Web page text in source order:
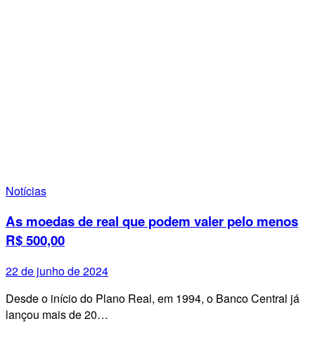
Notícias
As moedas de real que podem valer pelo menos
R$ 500,00
22 de junho de 2024
Desde o início do Plano Real, em 1994, o Banco Central já
lançou mais de 20…